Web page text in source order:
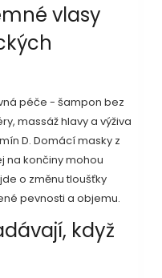
vlasy
péče - šampon bez
massáž hlavy a výživa
D. Domácí masky z
na končiny mohou
o změnu tloušťky
pevnosti a objemu.
když